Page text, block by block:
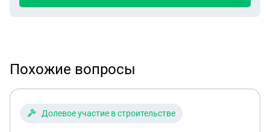
Похожие вопросы
Долевое участие в строительстве